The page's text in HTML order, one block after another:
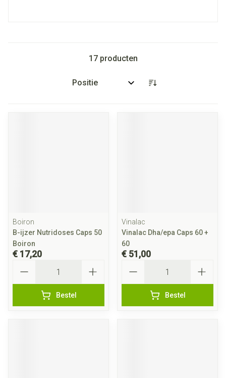
17producten
Sorteer op:
Boiron
B-ijzer Nutridoses Caps 50
Boiron
€ 17,20
Bestel
Vinalac
Vinalac Dha/epa Caps 60 +
60
€ 51,00
Bestel